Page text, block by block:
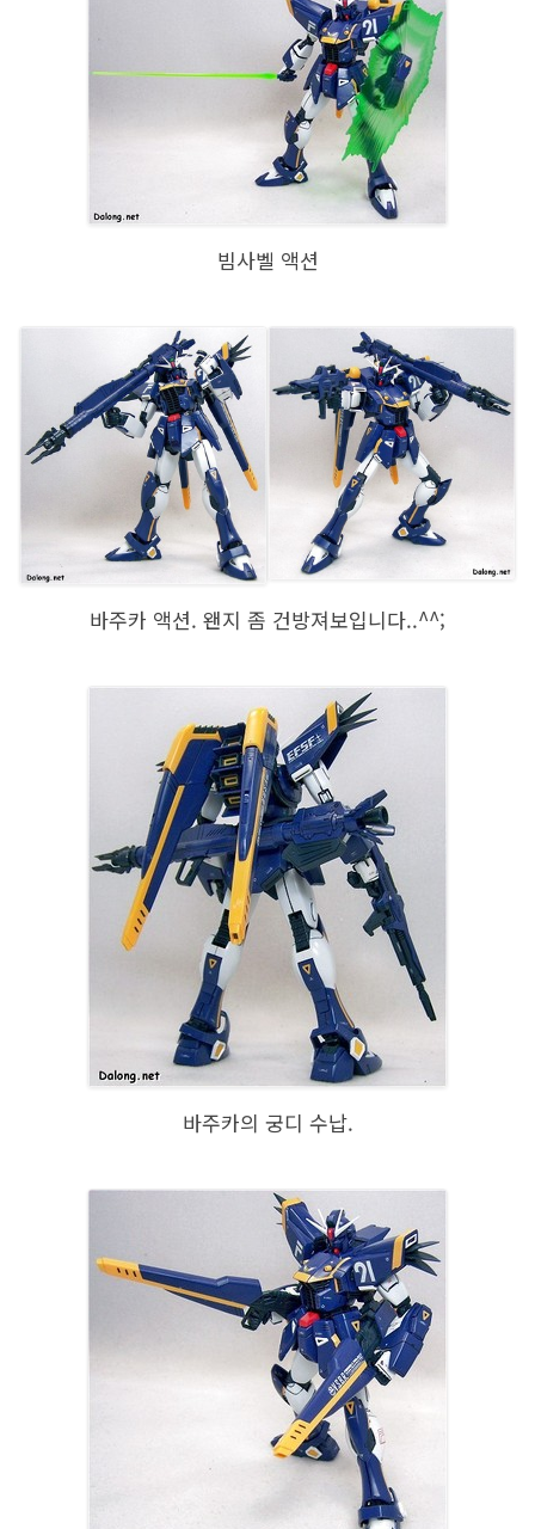
빔사벨 액션
바주카 액션. 왠지 좀 건방져보입니다..^^;
바주카의 궁디 수납.